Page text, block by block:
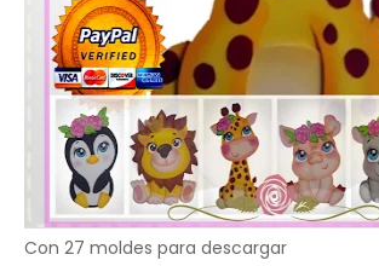
Con 27 moldes para descargar